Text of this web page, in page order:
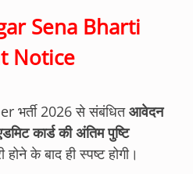
Sena Bharti
Notice
भर्ती 2026 से संबंधितआवेदन
कार्ड की अंतिम पुष्टि
होने के बाद ही स्पष्ट होगी।